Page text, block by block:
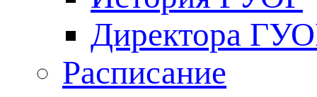
Директора
Расписание